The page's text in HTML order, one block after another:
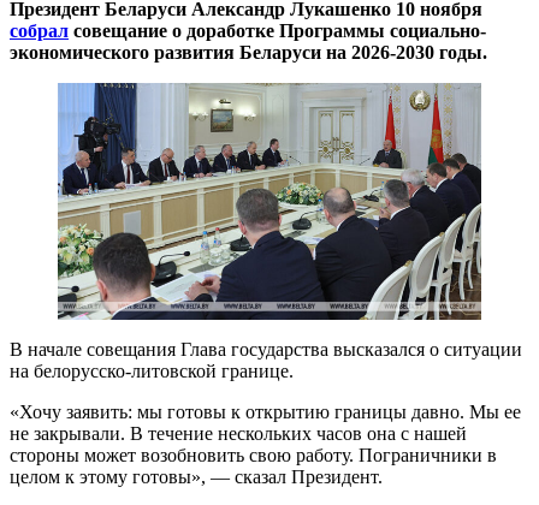
Президент Беларуси Александр Лукашенко 10 ноября
собрал совещание о доработке Программы социально-
экономического развития Беларуси на 2026-2030 годы.
В начале совещания Глава государства высказался о ситуации
на белорусско-литовской границе.
«Хочу заявить: мы готовы к открытию границы давно. Мы ее
не закрывали. В течение нескольких часов она с нашей
стороны может возобновить свою работу. Пограничники в
целом к этому готовы», — сказал Президент.